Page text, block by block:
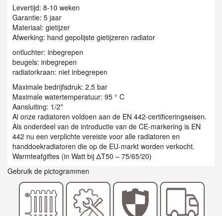
Levertijd: 8-10 weken
Garantie: 5 jaar
Materiaal: gietijzer
Afwerking: hand gepolijste gietijzeren radiator
ontluchter: inbegrepen
beugels: inbegrepen
radiatorkraan: niet inbegrepen
Maximale bedrijfsdruk: 2,5 bar
Maximale watertemperatuur: 95 ° C
Aansluiting: 1/2"
Al onze radiatoren voldoen aan de EN 442-certificeringseisen.
Als onderdeel van de introductie van de CE-markering is EN
442 nu een verplichte vereiste voor alle radiatoren en
handdoekradiatoren die op de EU-markt worden verkocht.
Warmteafgiftes (in Watt bij ΔT50 – 75/65/20)
Gebruik de pictogrammen